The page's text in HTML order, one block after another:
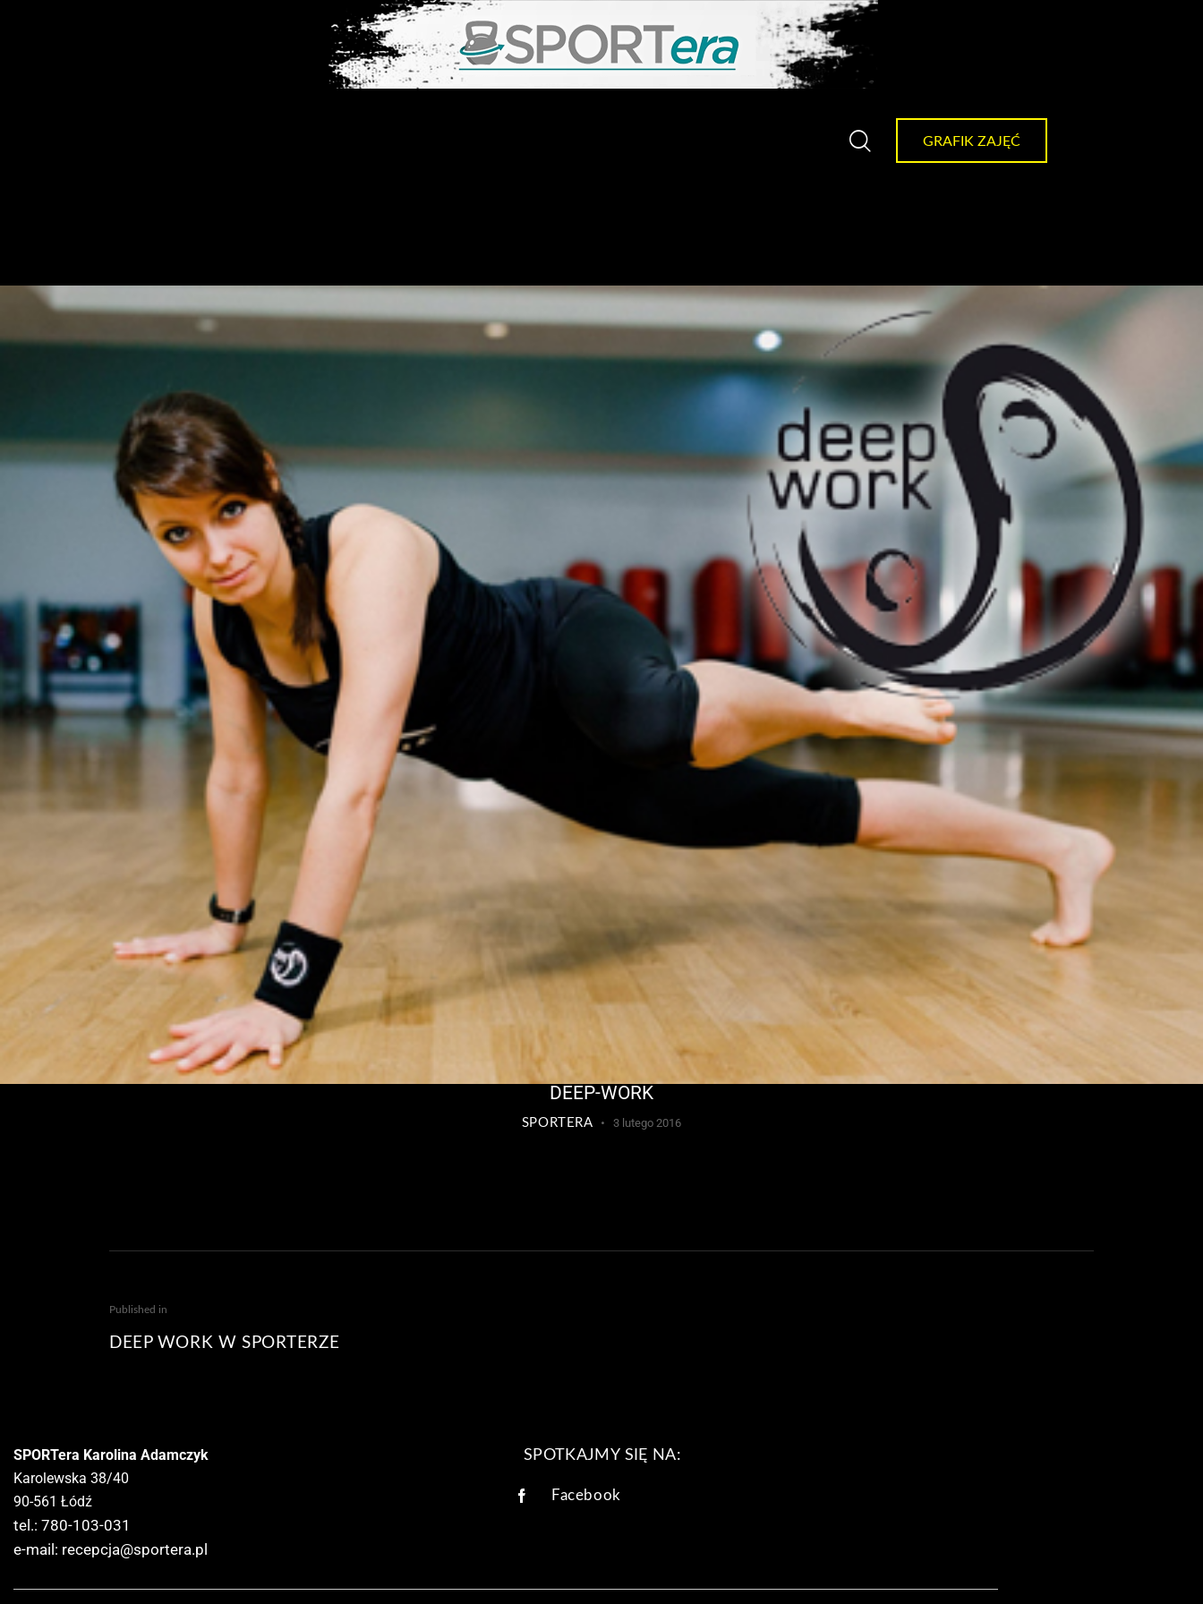
GRAFIK ZAJĘĆ
DEEP-WORK
SPORTERA 3 lutego 2016
Published in
DEEP WORK W SPORTERZE
SPORTera Karolina Adamczyk
Karolewska 38/40
90-561 Łódź
tel.: 780-103-031
e-mail: recepcja@sportera.pl
SPOTKAJMY SIĘ NA:
Facebook